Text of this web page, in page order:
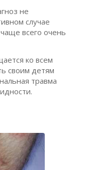
не
случае
всего очень
ко всем
своим детям
травма